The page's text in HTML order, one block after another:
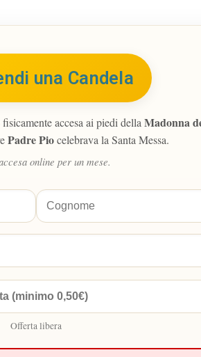
una Candela
accesa ai piedi della Madonna
Padre Piocelebrava la Santa Messa.
online per un mese.
Offerta libera